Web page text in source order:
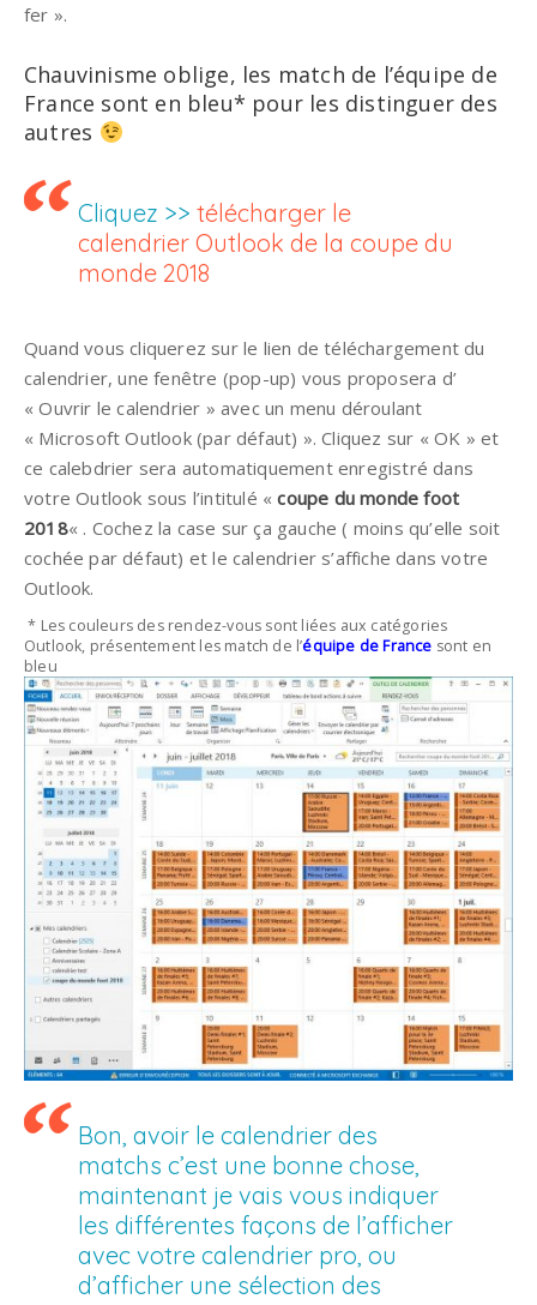
fer ».
Chauvinisme oblige, les match de l’équipe de
France sont en bleu* pour les distinguer des
autres
Cliquez >> télécharger le
calendrier Outlook de la coupe du
monde 2018
Quand vous cliquerez sur le lien de téléchargement du
calendrier, une fenêtre (pop-up) vous proposera d’
« Ouvrir le calendrier » avec un menu déroulant
« Microsoft Outlook (par défaut) ». Cliquez sur « OK » et
ce calebdrier sera automatiquement enregistré dans
votre Outlook sous l’intitulé «coupe du monde foot
2018« . Cochez la case sur ça gauche ( moins qu’elle soit
cochée par défaut) et le calendrier s’affiche dans votre
Outlook.
* Les couleurs des rendez-vous sont liées aux catégories
Outlook, présentement les match de l’équipe de France sont en
bleu
Bon, avoir le calendrier des
matchs c’est une bonne chose,
maintenant je vais vous indiquer
les différentes façons de l’afficher
avec votre calendrier pro, ou
d’afficher une sélection des